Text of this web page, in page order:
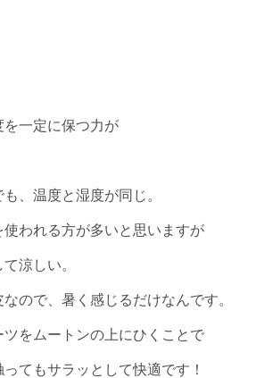
を一定に保つ力が
、温度と湿度が同じ。
われる方が多いと思いますが
涼しい。
ので、暑く感じるだけなんです。
をムートンの上にひくことで
てもサラッとして快適です！